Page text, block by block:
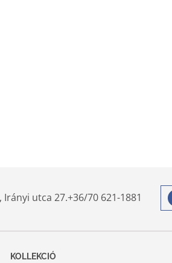
Irányi utca 27.+36/70 621-1881
KOLLEKCIÓ